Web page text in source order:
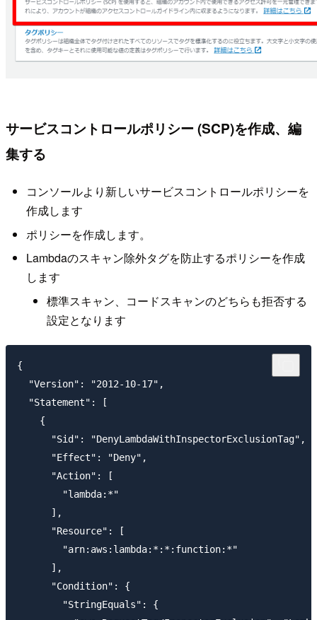
サービスコントロールポリシー (SCP)を作成、編
集する
コンソールより新しいサービスコントロールポリシーを
作成します
ポリシーを作成します。
Lambdaのスキャン除外タグを防止するポリシーを作成
します
標準スキャン、コードスキャンのどちらも拒否する
設定となります
{
  "Version": "2012-10-17",
  "Statement": [
    {
      "Sid": "DenyLambdaWithInspectorExclusionTag",
      "Effect": "Deny",
      "Action": [
        "lambda:*"
      ],
      "Resource": [
        "arn:aws:lambda:*:*:function:*"
      ],
      "Condition": {
        "StringEquals": {